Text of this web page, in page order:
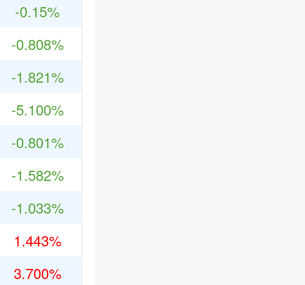
-0.15%
-0.808%
-1.821%
-5.100%
-0.801%
-1.582%
-1.033%
1.443%
3.700%